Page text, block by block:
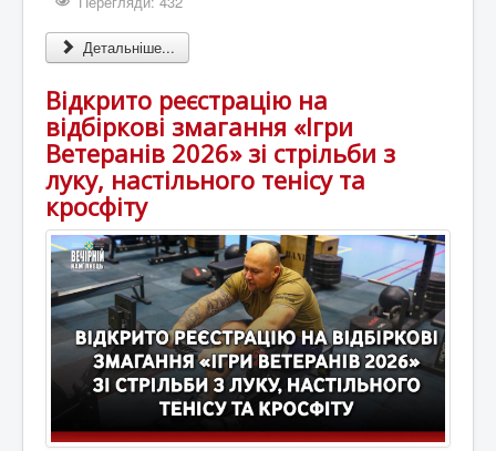
Детальніше...
Відкрито реєстрацію на
відбіркові змагання «Ігри
Ветеранів 2026» зі стрільби з
луку, настільного тенісу та
кросфіту